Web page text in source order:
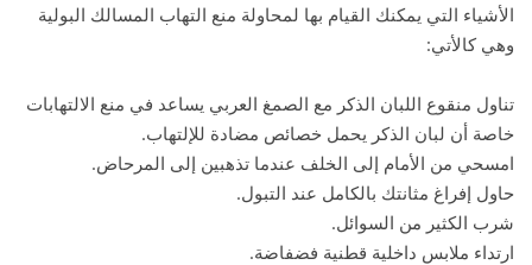
الأشياء التي يمكنك القيام بها لمحاولة منع التهاب المسالك البولية
وهي كالأتي:
تناول منقوع اللبان الذكر مع الصمغ العربي يساعد في منع الالتهابات
خاصة أن لبان الذكر يحمل خصائص مضادة للإلتهاب.
امسحي من الأمام إلى الخلف عندما تذهبين إلى المرحاض.
حاول إفراغ مثانتك بالكامل عند التبول.
شرب الكثير من السوائل.
ارتداء ملابس داخلية قطنية فضفاضة.